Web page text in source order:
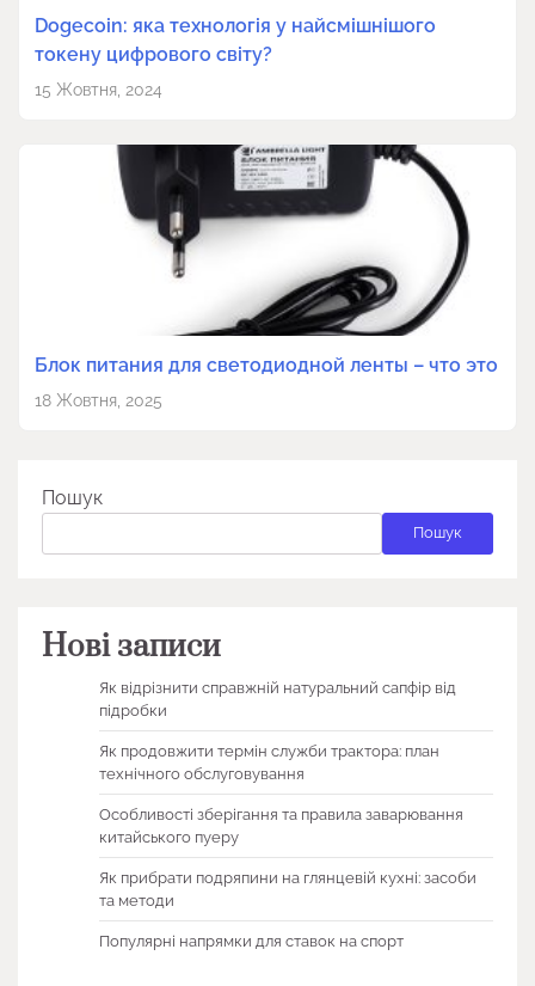
Dogecoin: яка технологія у найсмішнішого
токену цифрового світу?
15 Жовтня, 2024
Блок питания для светодиодной ленты – что это
18 Жовтня, 2025
Пошук
Пошук
Нові записи
Як відрізнити справжній натуральний сапфір від
підробки
Як продовжити термін служби трактора: план
технічного обслуговування
Особливості зберігання та правила заварювання
китайського пуеру
Як прибрати подряпини на глянцевій кухні: засоби
та методи
Популярні напрямки для ставок на спорт